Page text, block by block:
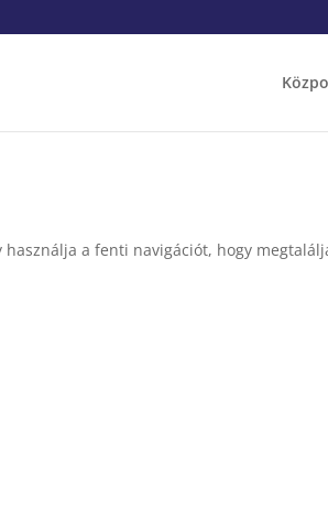
a fenti navigációt, hogy